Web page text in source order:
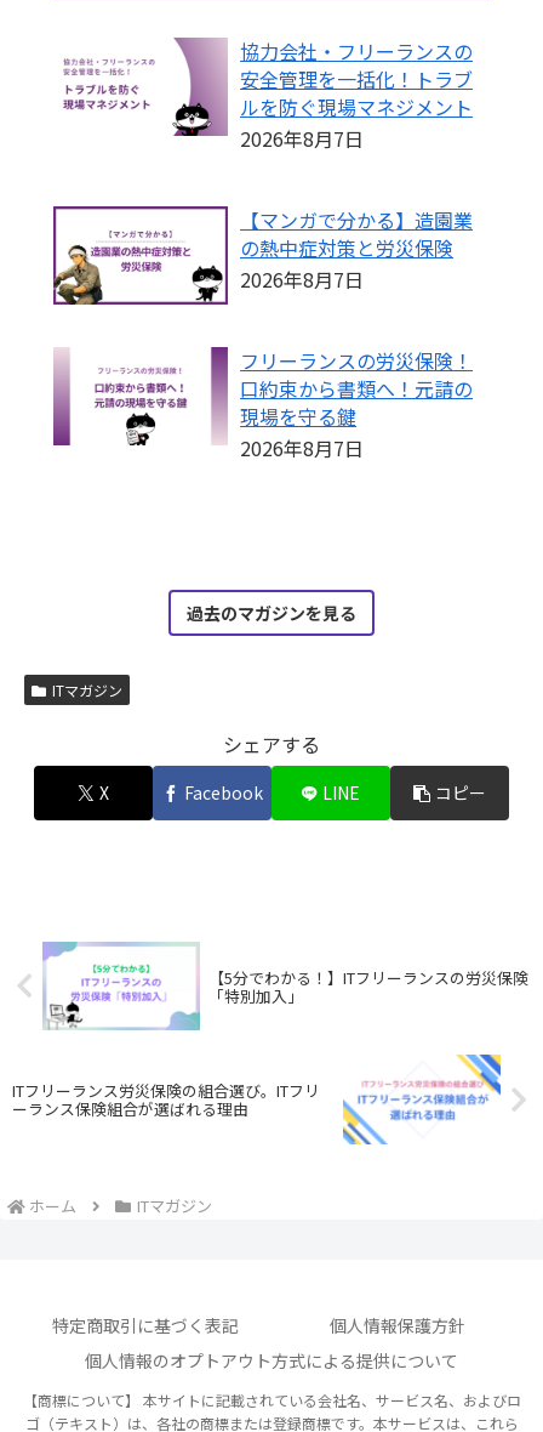
協力会社・フリーランスの
安全管理を一括化！トラブ
ルを防ぐ現場マネジメント
2026年8月7日
【マンガで分かる】造園業
の熱中症対策と労災保険
2026年8月7日
フリーランスの労災保険！
口約束から書類へ！元請の
現場を守る鍵
2026年8月7日
過去のマガジンを見る
ITマガジン
シェアする
X Facebook LINE コピー
【5分でわかる！】ITフリーランスの労災保険
「特別加入」
ITフリーランス労災保険の組合選び。ITフリ
ーランス保険組合が選ばれる理由
ホーム ITマガジン
特定商取引に基づく表記
個人情報保護方針
個人情報のオプトアウト方式による提供について
【商標について】 本サイトに記載されている会社名、サービス名、およびロ
ゴ（テキスト）は、各社の商標または登録商標です。本サービスは、これら